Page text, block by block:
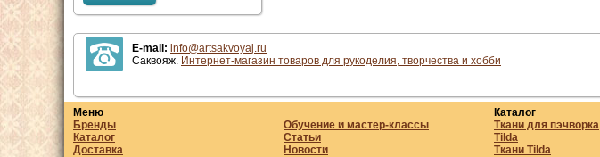
E-mail: info@artsakvoyaj.ru
Саквояж. Интернет-магазин товаров для рукоделия, творчества и хобби
Меню
Бренды
Каталог
Доставка
Обучение и мастер-классы
Статьи
Новости
Каталог
Ткани для пэчворка
Tilda
Ткани Tilda